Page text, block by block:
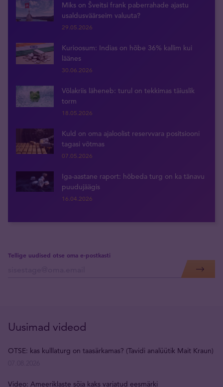
Miks on Šveitsi frank paberrahade ajastu
usaldusväärseim valuuta?
29.05.2026
Kurioosum: Indias on hõbe 36% kallim kui
läänes
30.06.2026
Võlakriis läheneb: turul on tekkimas täiuslik
torm
18.05.2026
Kuld on oma ajaloolist reservvara positsiooni
tagasi võtmas
07.05.2026
Iga-aastane raport: hõbeda turg on ka tänavu
puudujäägis
16.04.2026
Tellige uudised otse oma e-postkasti
Uusimad videod
OTSE: kas kulllaturg on taasärkamas? (Tavidi analüütik Mait Kraun)
Video: Ameeriklaste sõja kaks varjatud eesmärki